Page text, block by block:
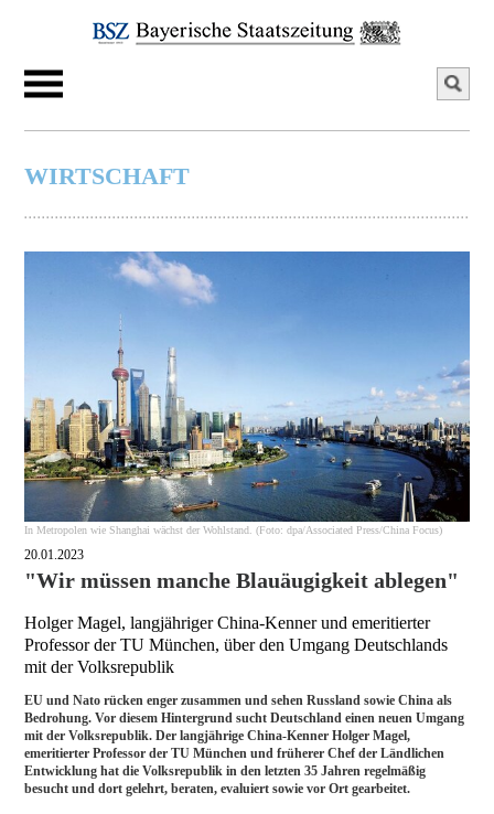
WIRTSCHAFT
In Metropolen wie Shanghai wächst der Wohlstand. (Foto: dpa/Associated Press/China Focus)
20.01.2023
"Wir müssen manche Blauäugigkeit ablegen"
Holger Magel, langjähriger China-Kenner und emeritierter
Professor der TU München, über den Umgang Deutschlands
mit der Volksrepublik
EU und Nato rücken enger zusammen und sehen Russland sowie China als
Bedrohung. Vor diesem Hintergrund sucht Deutschland einen neuen Umgang
mit der Volksrepublik. Der langjährige China-Kenner Holger Magel,
emeritierter Professor der TU München und früherer Chef der Ländlichen
Entwicklung hat die Volksrepublik in den letzten 35 Jahren regelmäßig
besucht und dort gelehrt, beraten, evaluiert sowie vor Ort gearbeitet.